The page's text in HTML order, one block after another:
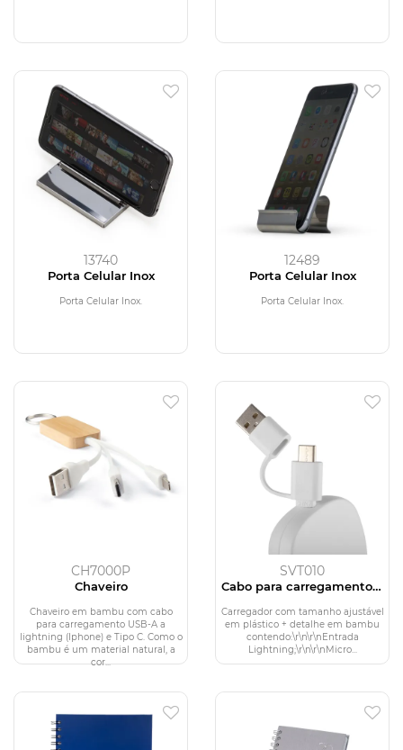
13740
Porta Celular Inox
Porta Celular Inox.
12489
Porta Celular Inox
Porta Celular Inox.
CH7000P
Chaveiro
Chaveiro em bambu com cabo
para carregamento USB-A a
lightning (Iphone) e Tipo C. Como o
bambu é um material natural, a
cor...
SVT010
Cabo para carregamento 3
Carregador com tamanho ajustável
em plástico + detalhe em bambu
contendo:\r\n\r\nEntrada
Lightning;\r\n\r\nMicro...